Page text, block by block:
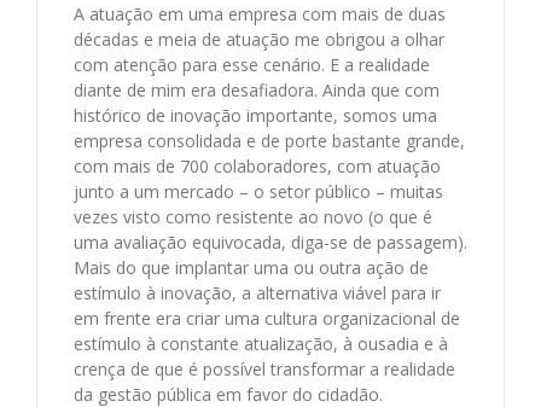
A atuação em uma empresa com mais de duas
décadas e meia de atuação me obrigou a olhar
com atenção para esse cenário. E a realidade
diante de mim era desafiadora. Ainda que com
histórico de inovação importante, somos uma
empresa consolidada e de porte bastante grande,
com mais de 700 colaboradores, com atuação
junto a um mercado – o setor público – muitas
vezes visto como resistente ao novo (o que é
uma avaliação equivocada, diga-se de passagem).
Mais do que implantar uma ou outra ação de
estímulo à inovação, a alternativa viável para ir
em frente era criar uma cultura organizacional de
estímulo à constante atualização, à ousadia e à
crença de que é possível transformar a realidade
da gestão pública em favor do cidadão.